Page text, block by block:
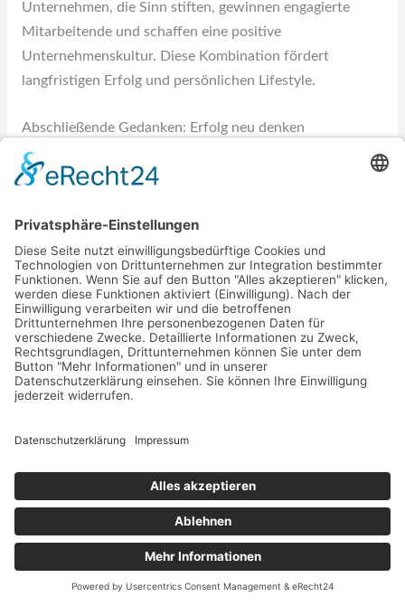
Unternehmen, die Sinn stiften, gewinnen engagierte
Mitarbeitende und schaffen eine positive
Unternehmenskultur. Diese Kombination fördert
langfristigen Erfolg und persönlichen Lifestyle.
Abschließende Gedanken: Erfolg neu denken
Der Begriff Erfolg hat sich gewandelt. Er umfasst heute
mehr als berufliche Leistungen. Lifestyle, persönliche
integrale Bestandteile. Karrierechancen eröffnen sich in
vielfältigen Formen, die Selbstständigkeit und Flexibilität
betonen.
Wer bereit ist, traditionelle Denkmuster zu hinterfragen,
findet neue Wege zu einem erfüllten Berufs- und
Privatleben. Die Kombination aus individuellem Lifestyle
und beruflichem Erfolg bietet eine spannende
Wie lassen sich Karriere und persönlicher Lifestyle am
Eine klare Priorisierung und flexible
Arbeitsmodelle helfen, berufliche Ziele und
persönliche Bedürfnisse in Einklang zu bringen.